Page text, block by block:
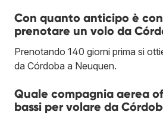
Con quanto anticipo è
prenotare un volo da
Prenotando 140 giorni prima si
da Córdoba a Neuquen.
Quale compagnia aerea
bassi per volare da